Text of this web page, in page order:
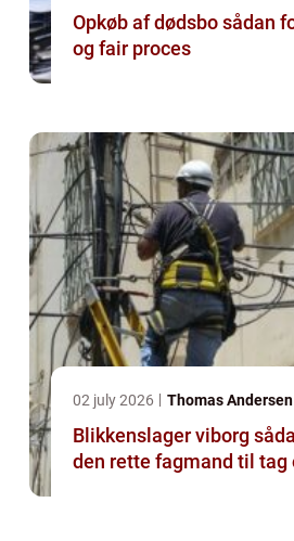
Opkøb af dødsbo sådan foregår en tryg
og fair proces
02 july 2026 Thomas Andersen
Blikkenslager viborg sådan vælger du
den rette fagmand til tag